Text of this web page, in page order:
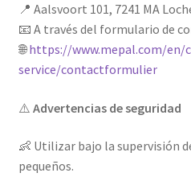
📍 Aalsvoort 101, 7241 MA
📧 A través del formulario de
🌐https://www.mepal.com/en/
service/contactformulier
⚠️ Advertencias de seguridad
👶 Utilizar bajo la supervisión
pequeños.